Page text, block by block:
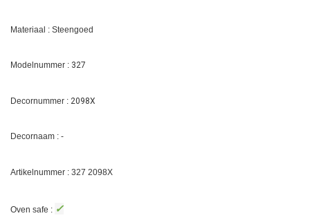
Materiaal : Steengoed
Modelnummer : 327
Decornummer : 2098X
Decornaam : -
Artikelnummer : 327 2098X
Oven safe : ✓